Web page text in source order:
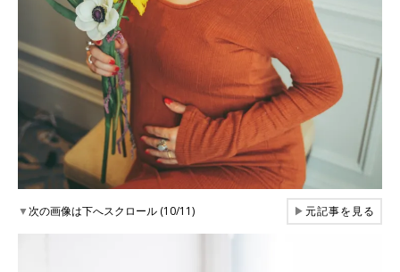
▼次の画像は下へスクロール (10/11) ▶元記事を見る